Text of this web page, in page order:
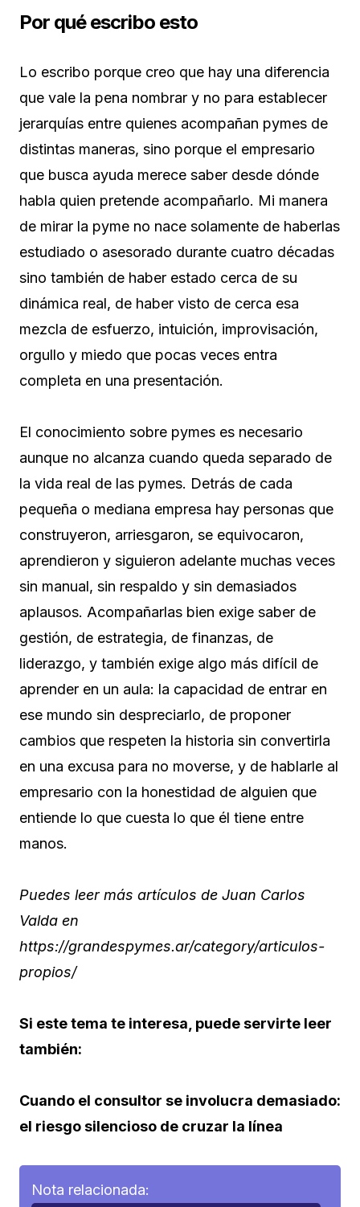
Por qué escribo esto
Lo escribo porque creo que hay una diferencia
que vale la pena nombrar y no para establecer
jerarquías entre quienes acompañan pymes de
distintas maneras, sino porque el empresario
que busca ayuda merece saber desde dónde
habla quien pretende acompañarlo. Mi manera
de mirar la pyme no nace solamente de haberlas
estudiado o asesorado durante cuatro décadas
sino también de haber estado cerca de su
dinámica real, de haber visto de cerca esa
mezcla de esfuerzo, intuición, improvisación,
orgullo y miedo que pocas veces entra
completa en una presentación.
El conocimiento sobre pymes es necesario
aunque no alcanza cuando queda separado de
la vida real de las pymes. Detrás de cada
pequeña o mediana empresa hay personas que
construyeron, arriesgaron, se equivocaron,
aprendieron y siguieron adelante muchas veces
sin manual, sin respaldo y sin demasiados
aplausos. Acompañarlas bien exige saber de
gestión, de estrategia, de finanzas, de
liderazgo, y también exige algo más difícil de
aprender en un aula: la capacidad de entrar en
ese mundo sin despreciarlo, de proponer
cambios que respeten la historia sin convertirla
en una excusa para no moverse, y de hablarle al
empresario con la honestidad de alguien que
entiende lo que cuesta lo que él tiene entre
manos.
Puedes leer más artículos de Juan Carlos
Valda en
https://grandespymes.ar/category/articulos-
propios/
Si este tema te interesa, puede servirte leer
también:
Cuando el consultor se involucra demasiado:
el riesgo silencioso de cruzar la línea
Nota relacionada: